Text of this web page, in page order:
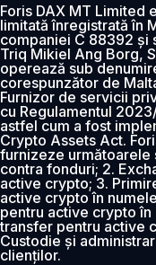
Foris DAX MT Limited
limitată înregistrată în
companiei C 88392 și
Triq Mikiel Ang Borg,
operează sub
corespunzător de
Furnizor de servicii
cu Regulamentul
astfel cum a fost
Crypto Assets Act.
furnizeze următoarele
contra fonduri; 2.
active crypto; 3.
active crypto în
pentru active crypto
transfer pentru active
Custodie și
clienților.